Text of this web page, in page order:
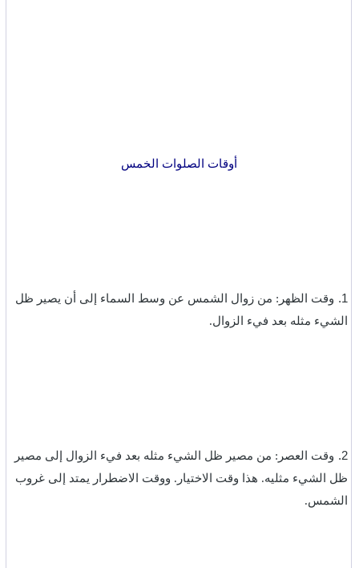
أوقات الصلوات الخمس
‎1.
وقت الظهر: من زوال الشمس عن وسط السماء إلى أن يصير ظل
الشيء مثله بعد فيء الزوال.‏
‎2.
وقت العصر: من مصير ظل الشيء مثله بعد فيء الزوال إلى مصير
ظل الشيء مثليه. هذا وقت الاختيار. ووقت الاضطرار يمتد إلى غروب
الشمس.‏